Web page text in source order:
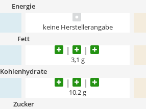
Energie
keine Herstellerangabe
Fett
3,1 g
Kohlenhydrate
10,2 g
Zucker